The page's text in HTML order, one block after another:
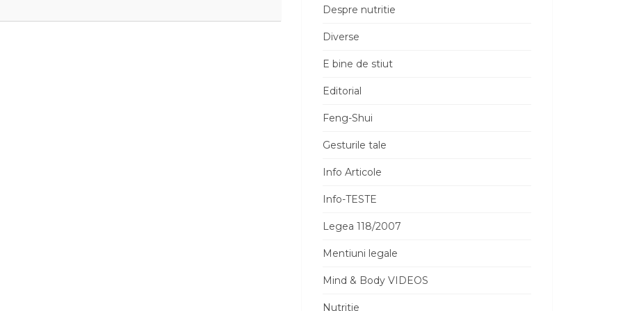
Despre nutritie
Diverse
E bine de stiut
Editorial
Feng-Shui
Gesturile tale
Info Articole
Info-TESTE
Legea 118/2007
Mentiuni legale
Mind & Body VIDEOS
Nutritie